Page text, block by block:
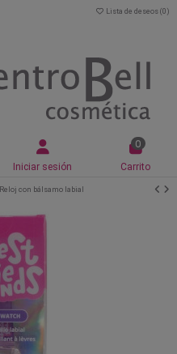
Lista de deseos (0 )
Iniciar sesión
0
Carrito
Reloj con bálsamo labial